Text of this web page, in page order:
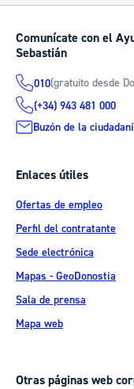
Comunícate con el
Sebastián
010(gratuito desde
(+34) 943 481 000
Buzón de la
Enlaces útiles
Ofertas de empleo
Perfil del contratante
Sede electrónica
Mapas - GeoDonostia
Sala de prensa
Mapa web
Otras páginas web